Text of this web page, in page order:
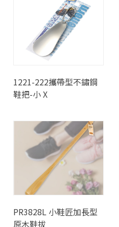
1221-222攜帶型不鏽鋼
鞋把-小 X
PR3828L 小鞋匠加長型
原木鞋拔